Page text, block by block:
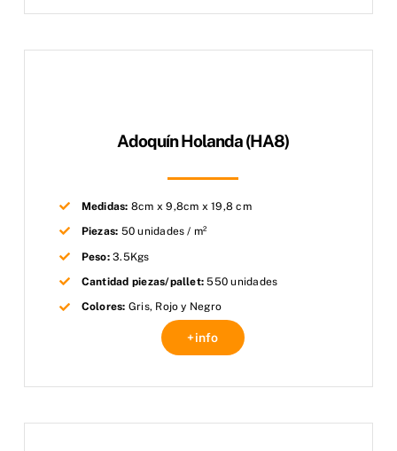
Adoquín Holanda (HA8)
Medidas: 8cm x 9,8cm x 19,8 cm
Piezas: 50 unidades / m²
Peso:3.5Kgs
Cantidad piezas/pallet: 550 unidades
Colores: Gris, Rojo y Negro
+info